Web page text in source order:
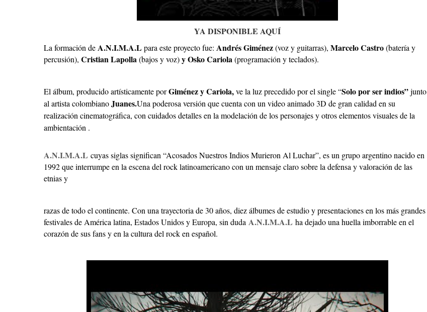
YA DISPONIBLE AQUÍ
La formación deA.N.I.M.A.Lpara este proyecto fue: Andrés Giménez(voz y guitarras), Marcelo Castro(batería y
percusión), Cristian Lapolla(bajos y voz)y Osko Cariola(programación y teclados).
El álbum, producido artísticamente porGiménez y Cariola,ve la luz precedido por el single “Solo por ser indios”junto
al artista colombianoJuanes.Una poderosa versión que cuenta con un video animado 3D de gran calidad en su
realización cinematográfica, con cuidados detalles en la modelación de los personajes y otros elementos visuales de la
ambientación .
A.N.I.M.A.L cuyas siglas significan “Acosados Nuestros Indios Murieron Al Luchar”, es un grupo argentino nacido en
1992 que interrumpe en la escena del rock latinoamericano con un mensaje claro sobre la defensa y valoración de las
etnias y
razas de todo el continente. Con una trayectoria de 30 años, diez álbumes de estudio y presentaciones en los más grandes
festivales de América latina, Estados Unidos y Europa, sin duda A.N.I.M.A.L ha dejado una huella imborrable en el
corazón de sus fans y en la cultura del rock en español.